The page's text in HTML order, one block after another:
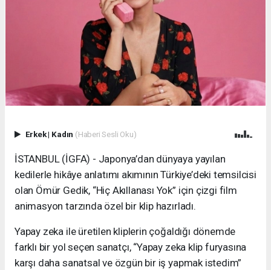
Erkek| Kadın (Haberi Sesli Oku)
İSTANBUL (İGFA) - Japonya’dan dünyaya yayılan
kedilerle hikâye anlatımı akımının Türkiye’deki temsilcisi
olan Ömür Gedik, “Hiç Akıllanası Yok” için çizgi film
animasyon tarzında özel bir klip hazırladı.
Yapay zeka ile üretilen kliplerin çoğaldığı dönemde
farklı bir yol seçen sanatçı, “Yapay zeka klip furyasına
karşı daha sanatsal ve özgün bir iş yapmak istedim”